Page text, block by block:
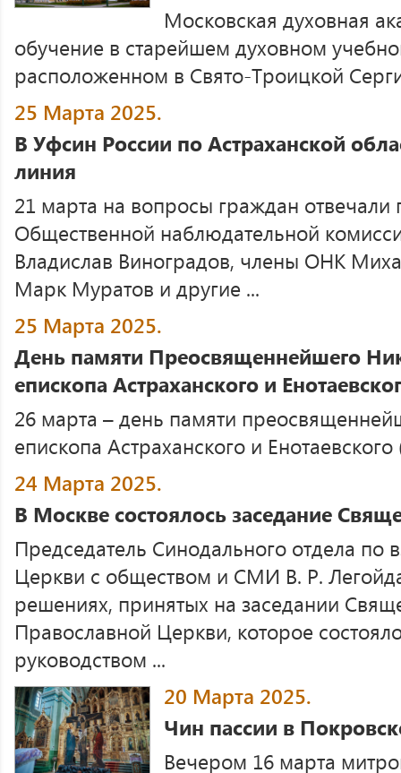
Московская духовная
обучение в старейшем духовном
расположенном в Свято-Троицкой
25 Марта 2025.
В Уфсин России по Астраханской
линия
21 марта на вопросы граждан отвечали
Общественной наблюдательной
Владислав Виноградов, члены ОНК
Марк Муратов и другие ...
25 Марта 2025.
День памяти Преосвященнейшего
епископа Астраханского и
26 марта – день памяти
епископа Астраханского и Енотаевского
24 Марта 2025.
В Москве состоялось заседание
Председатель Синодального отдела по
Церкви с обществом и СМИ В. Р.
решениях, принятых на заседании
Православной Церкви, которое
руководством ...
20 Марта 2025.
Чин пассии в
Вечером 16 марта